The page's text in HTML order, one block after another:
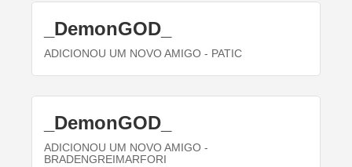
_DemonGOD_
ADICIONOU UM NOVO AMIGO - PATIC
_DemonGOD_
ADICIONOU UM NOVO AMIGO -
BRADENGREIMARFORI